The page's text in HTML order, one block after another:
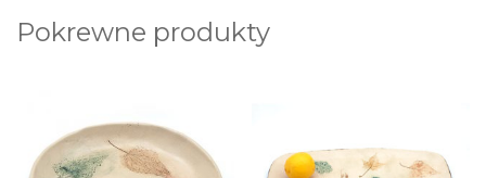
Pokrewne produkty